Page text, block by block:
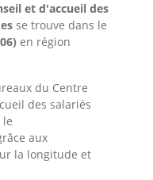
et d'accueil des
se trouve dans le
en région
du Centre
des salariés
le
aux
la longitude et